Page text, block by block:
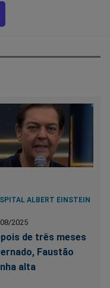
ALBERT EINSTEIN
2025
de três meses
Faustão
alta